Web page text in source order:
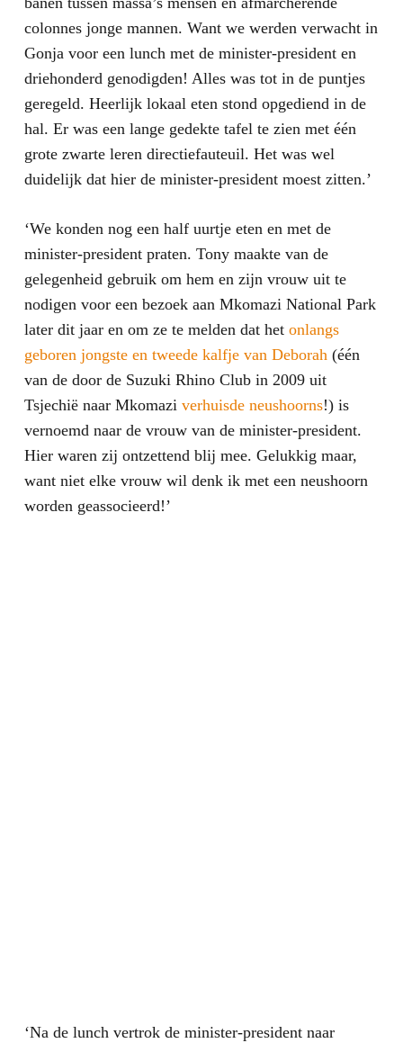
colonnes jonge mannen. Want we werden verwacht in
Gonja voor een lunch met de minister-president en
driehonderd genodigden! Alles was tot in de puntjes
geregeld. Heerlijk lokaal eten stond opgediend in de
hal. Er was een lange gedekte tafel te zien met één
grote zwarte leren directiefauteuil. Het was wel
duidelijk dat hier de minister-president moest zitten.’
‘We konden nog een half uurtje eten en met de
minister-president praten. Tony maakte van de
gelegenheid gebruik om hem en zijn vrouw uit te
nodigen voor een bezoek aan Mkomazi National Park
later dit jaar en om ze te melden dat het onlangs
geboren jongste en tweede kalfje van Deborah(één
van de door de Suzuki Rhino Club in 2009 uit
Tsjechië naar Mkomazi verhuisde neushoorns!) is
vernoemd naar de vrouw van de minister-president.
Hier waren zij ontzettend blij mee. Gelukkig maar,
want niet elke vrouw wil denk ik met een neushoorn
worden geassocieerd!’
‘Na de lunch vertrok de minister-president naar